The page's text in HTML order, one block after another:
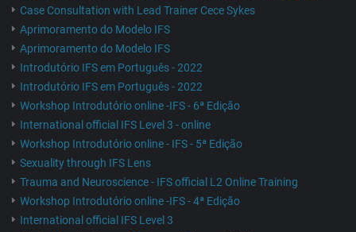
Case Consultation with Lead Trainer Cece Sykes
Aprimoramento do Modelo IFS
Aprimoramento do Modelo IFS
Introdutório IFS em Português - 2022
Introdutório IFS em Português - 2022
Workshop Introdutório online -IFS - 6ª Edição
International official IFS Level 3 - online
Workshop Introdutório online - IFS - 5ª Edição
Sexuality through IFS Lens
Trauma and Neuroscience - IFS official L2 Online Training
Workshop Introdutório online -IFS - 4ª Edição
International official IFS Level 3